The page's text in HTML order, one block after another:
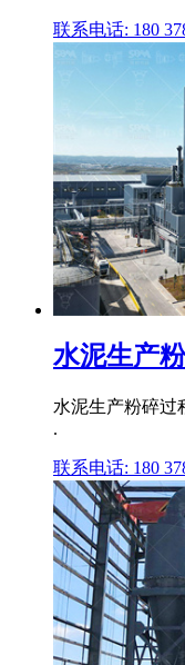
联系电话: 180
水泥生产
水泥生产粉碎过
.
联系电话: 180